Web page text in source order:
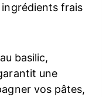
ingrédients frais
basilic,
une
vos pâtes,